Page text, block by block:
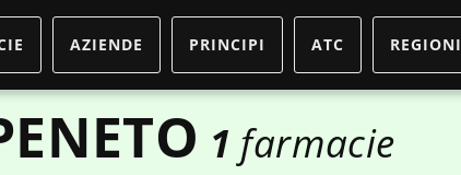
AZIENDE PRINCIPI ATC REGIONI
1 farmacie